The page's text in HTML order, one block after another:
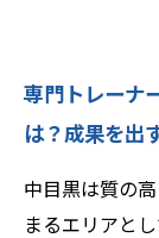
専門トレーナ
は？成果を出
中目黒は質の
まるエリアと